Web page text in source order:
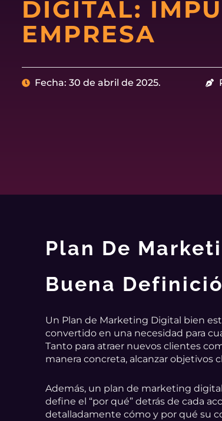
DIGITAL:
EMPRESA
Fecha: 30 de abril de 2025.
Plan De
Buena
Un Plan de Marketing Digital bien
convertido en una necesidad para
Tanto para atraer nuevos clientes
manera concreta, alcanzar objetivos
Además, un plan de marketing
define el “por qué” detrás de cada
detalladamente cómo y por qué su